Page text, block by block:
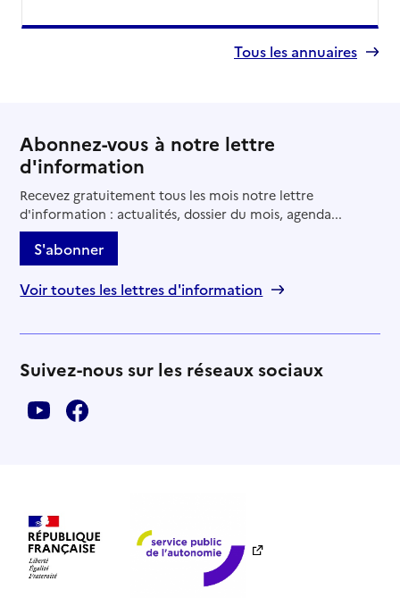
Tous les annuaires
Abonnez-vous à notre lettre
d'information
Recevez gratuitement tous les mois notre lettre
d'information : actualités, dossier du mois, agenda...
S'abonner
Voir toutes les lettres d'information
Suivez-nous sur les réseaux sociaux